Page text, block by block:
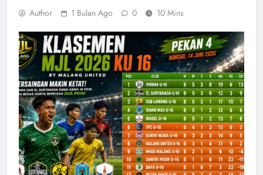
Author 1 Bulan Ago 0 10 Mins